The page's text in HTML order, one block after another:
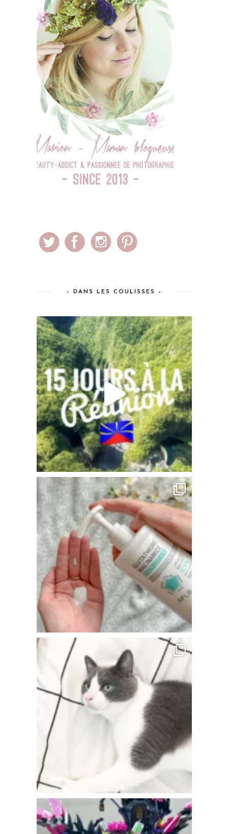
– DANS LES COULISSES –